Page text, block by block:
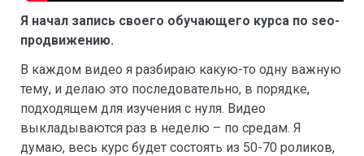
Я начал запись своего обучающего курса по seo-
продвижению.
В каждом видео я разбираю какую-то одну важную
тему, и делаю это последовательно, в порядке,
подходящем для изучения с нуля. Видео
выкладываются раз в неделю – по средам. Я
думаю, весь курс будет состоять из 50-70 роликов,